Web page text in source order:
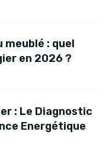
meublé : quel
en 2026 ?
: Le Diagnostic
Energétique